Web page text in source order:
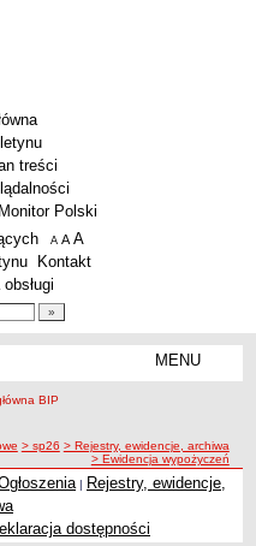
treści
Monitor Polski
A pomniejsz czcionkę
A standardowy rozmiar czcionki
A
Kontakt
MENU
> sp26 > Rejestry, ewidencje, archiwa
> Ewidencja wypożyczeń
| Rejestry, ewidencje,
dostępności